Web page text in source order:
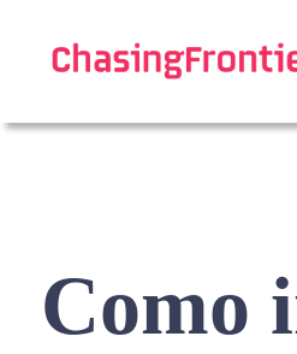
content
Como